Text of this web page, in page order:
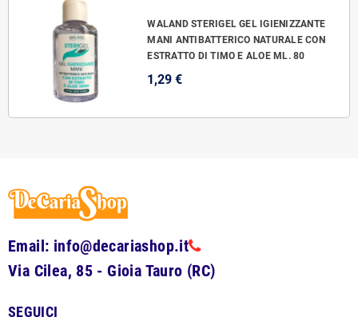
WALAND STERIGEL GEL IGIENIZZANTE
MANI ANTIBATTERICO NATURALE CON
ESTRATTO DI TIMO E ALOE ML. 80
1,29 €
Email: info@decariashop.it
Via Cilea, 85 - Gioia Tauro (RC)
SEGUICI